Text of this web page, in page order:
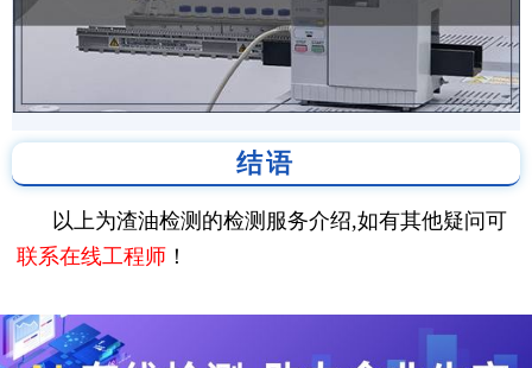
结语
以上为渣油检测的检测服务介绍,如有其他疑问可
联系在线工程师 ！